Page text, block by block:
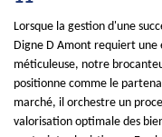
Lorsque la gestion d'une
Digne D Amont requiert une
méticuleuse, notre
positionne comme le
marché, il orchestre un
valorisation optimale des